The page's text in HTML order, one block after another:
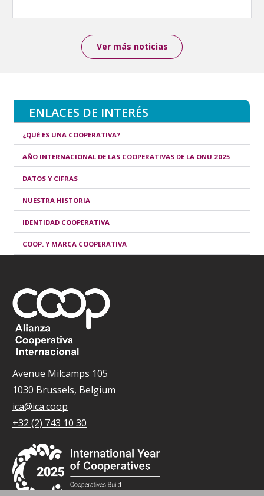
Ver más noticias
ENLACES DE INTERÉS
¿QUÉ ES UNA COOPERATIVA?
AÑO INTERNACIONAL DE LAS COOPERATIVAS DE LA ONU 2025
DATOS Y CIFRAS
NUESTRA HISTORIA
IDENTIDAD COOPERATIVA
COOP. Y MARCA COOPERATIVA
Avenue Milcamps 105
1030 Brussels, Belgium
ica@ica.coop
+32 (2) 743 10 30